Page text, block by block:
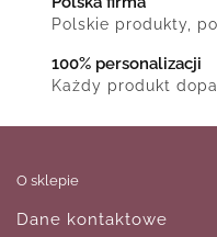
Polskie produkty,
100% personalizacji
Każdy produkt
O sklepie
Dane kontaktowe